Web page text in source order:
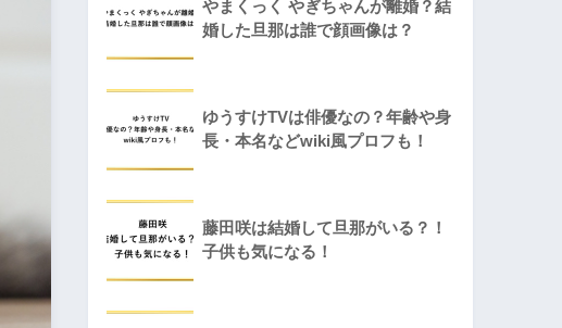
やまくっく やぎちゃんが離婚？結
婚した旦那は誰で顔画像は？
ゆうすけTVは俳優なの？年齢や身
長・本名などwiki風プロフも！
藤田咲は結婚して旦那がいる？！
子供も気になる！